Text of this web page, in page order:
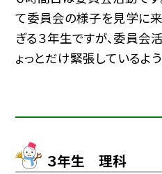
て委員会の様子を見学に
ぎる３年生ですが、委員会
ょっとだけ緊張しているよう
３年生 理科